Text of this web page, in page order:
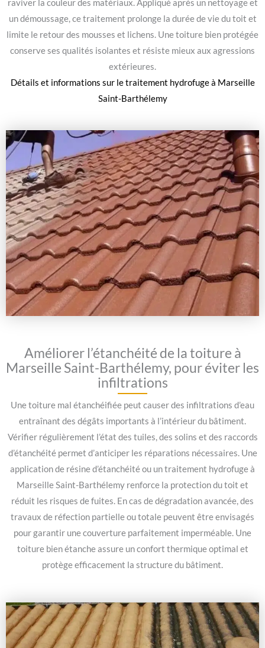
raviver la couleur des matériaux. Appliqué après un nettoyage et
un démoussage, ce traitement prolonge la durée de vie du toit et
limite le retour des mousses et lichens. Une toiture bien protégée
conserve ses qualités isolantes et résiste mieux aux agressions
extérieures.
Détails et informations sur letraitement hydrofuge à Marseille
Saint-Barthélemy
Améliorer l’étanchéité de la toiture à
Marseille Saint-Barthélemy, pour éviter les
infiltrations
Une toiture mal étanchéifiée peut causer des infiltrations d’eau
entraînant des dégâts importants à l’intérieur du bâtiment.
Vérifier régulièrement l’état des tuiles, des solins et des raccords
d’étanchéité permet d’anticiper les réparations nécessaires. Une
application de résine d’étanchéité ou un traitement hydrofuge à
Marseille Saint-Barthélemy renforce la protection du toit et
réduit les risques de fuites. En cas de dégradation avancée, des
travaux de réfection partielle ou totale peuvent être envisagés
pour garantir une couverture parfaitement imperméable. Une
toiture bien étanche assure un confort thermique optimal et
protège efficacement la structure du bâtiment.